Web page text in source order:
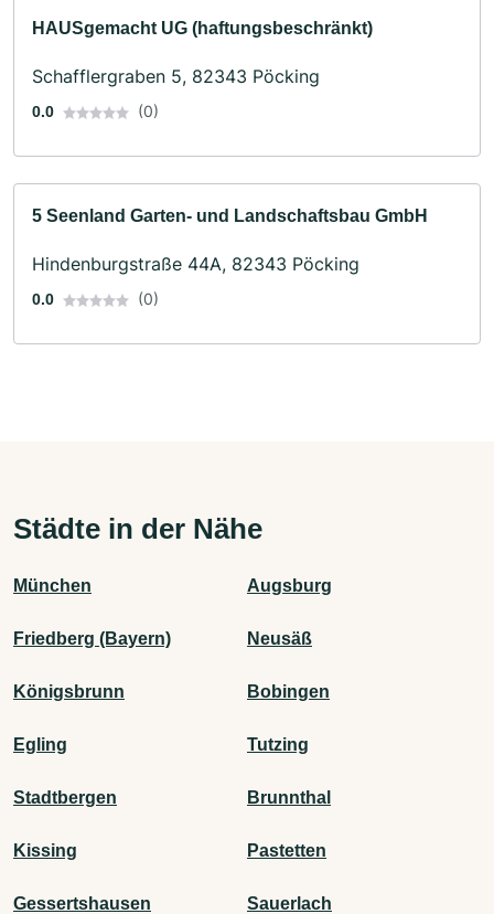
HAUSgemacht UG (haftungsbeschränkt)
Schafflergraben 5, 82343 Pöcking
0.0 (0)
5 Seenland Garten- und Landschaftsbau GmbH
Hindenburgstraße 44A, 82343 Pöcking
0.0 (0)
Städte in der Nähe
München Augsburg
Friedberg (Bayern) Neusäß
Königsbrunn Bobingen
Egling Tutzing
Stadtbergen Brunnthal
Kissing Pastetten
Gessertshausen Sauerlach